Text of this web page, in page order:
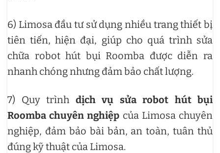
6) Limosa đầu tư sử dụng nhiều trang thiết bị
tiên tiến, hiện đại, giúp cho quá trình sửa
chữa robot hút bụi Roomba được diễn ra
nhanh chóng nhưng đảm bảo chất lượng.
7) Quy trình dịch vụ sửa robot hút bụi
Roomba chuyên nghiệp của Limosa chuyên
nghiệp, đảm bảo bài bản, an toàn, tuân thủ
đúng kỹ thuật của Limosa.